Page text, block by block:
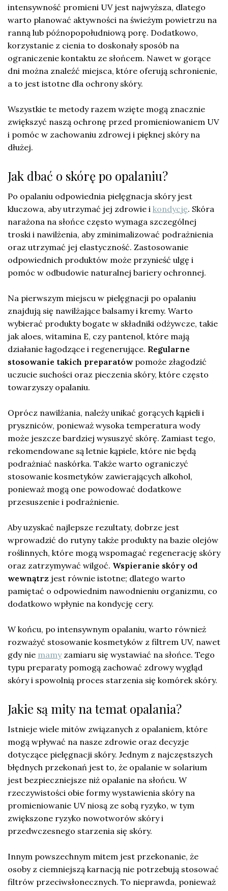
intensywność promieni UV jest najwyższa, dlatego
warto planować aktywności na świeżym powietrzu na
ranną lub późnopopołudniową porę. Dodatkowo,
korzystanie z cienia to doskonały sposób na
ograniczenie kontaktu ze słońcem. Nawet w gorące
dni można znaleźć miejsca, które oferują schronienie,
a to jest istotne dla ochrony skóry.
Wszystkie te metody razem wzięte mogą znacznie
zwiększyć naszą ochronę przed promieniowaniem UV
i pomóc w zachowaniu zdrowej i pięknej skóry na
dłużej.
Jak dbać o skórę po opalaniu?
Po opalaniu odpowiednia pielęgnacja skóry jest
kluczowa, aby utrzymać jej zdrowie i kondycję. Skóra
narażona na słońce często wymaga szczególnej
troski i nawilżenia, aby zminimalizować podrażnienia
oraz utrzymać jej elastyczność. Zastosowanie
odpowiednich produktów może przynieść ulgę i
pomóc w odbudowie naturalnej bariery ochronnej.
Na pierwszym miejscu w pielęgnacji po opalaniu
znajdują się nawilżające balsamy i kremy. Warto
wybierać produkty bogate w składniki odżywcze, takie
jak aloes, witamina E, czy pantenol, które mają
działanie łagodzące i regenerujące. Regularne
stosowanie takich preparatów pomoże złagodzić
uczucie suchości oraz pieczenia skóry, które często
towarzyszy opalaniu.
Oprócz nawilżania, należy unikać gorących kąpieli i
pryszniców, ponieważ wysoka temperatura wody
może jeszcze bardziej wysuszyć skórę. Zamiast tego,
rekomendowane są letnie kąpiele, które nie będą
podrażniać naskórka. Także warto ograniczyć
stosowanie kosmetyków zawierających alkohol,
ponieważ mogą one powodować dodatkowe
przesuszenie i podrażnienie.
Aby uzyskać najlepsze rezultaty, dobrze jest
wprowadzić do rutyny także produkty na bazie olejów
roślinnych, które mogą wspomagać regenerację skóry
oraz zatrzymywać wilgoć. Wspieranie skóry od
wewnątrz jest równie istotne; dlatego warto
pamiętać o odpowiednim nawodnieniu organizmu, co
dodatkowo wpłynie na kondycję cery.
W końcu, po intensywnym opalaniu, warto również
rozważyć stosowanie kosmetyków z filtrem UV, nawet
gdy nie mamyzamiaru się wystawiać na słońce. Tego
typu preparaty pomogą zachować zdrowy wygląd
skóry i spowolnią proces starzenia się komórek skóry.
Jakie są mity na temat opalania?
Istnieje wiele mitów związanych z opalaniem, które
mogą wpływać na nasze zdrowie oraz decyzje
dotyczące pielęgnacji skóry. Jednym z najczęstszych
błędnych przekonań jest to, że opalanie w solarium
jest bezpieczniejsze niż opalanie na słońcu. W
rzeczywistości obie formy wystawienia skóry na
promieniowanie UV niosą ze sobą ryzyko, w tym
zwiększone ryzyko nowotworów skóry i
przedwczesnego starzenia się skóry.
Innym powszechnym mitem jest przekonanie, że
osoby z ciemniejszą karnacją nie potrzebują stosować
filtrów przeciwsłonecznych. To nieprawda, ponieważ